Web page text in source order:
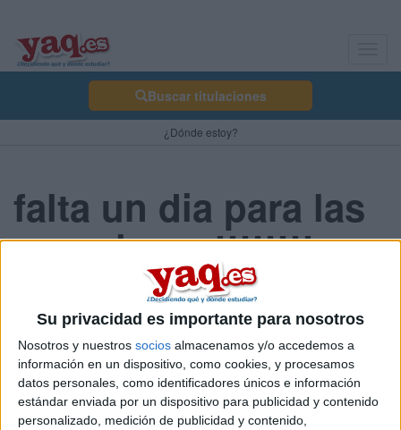
Su privacidad es importante para nosotros
Nosotros y nuestros socios almacenamos y/o accedemos a
información en un dispositivo, como cookies, y procesamos
datos personales, como identificadores únicos e información
estándar enviada por un dispositivo para publicidad y contenido
personalizado, medición de publicidad y contenido,
Buscar titulaciones
¿Dónde estoy?
falta un dia para las
vacaciones!!!!!!!!
K bien mañana ya es el ultimo dia de clase, y ya se han
acabaado los examenes.... pero vaya creo que estoy mas
estresada ahora que antes por que tengo que hacer has trabajos
las navidades y un monton de deveres!!!!!!!!! Que horror!!
pero
en fin es lo que tiene el segundo de bachillerato...